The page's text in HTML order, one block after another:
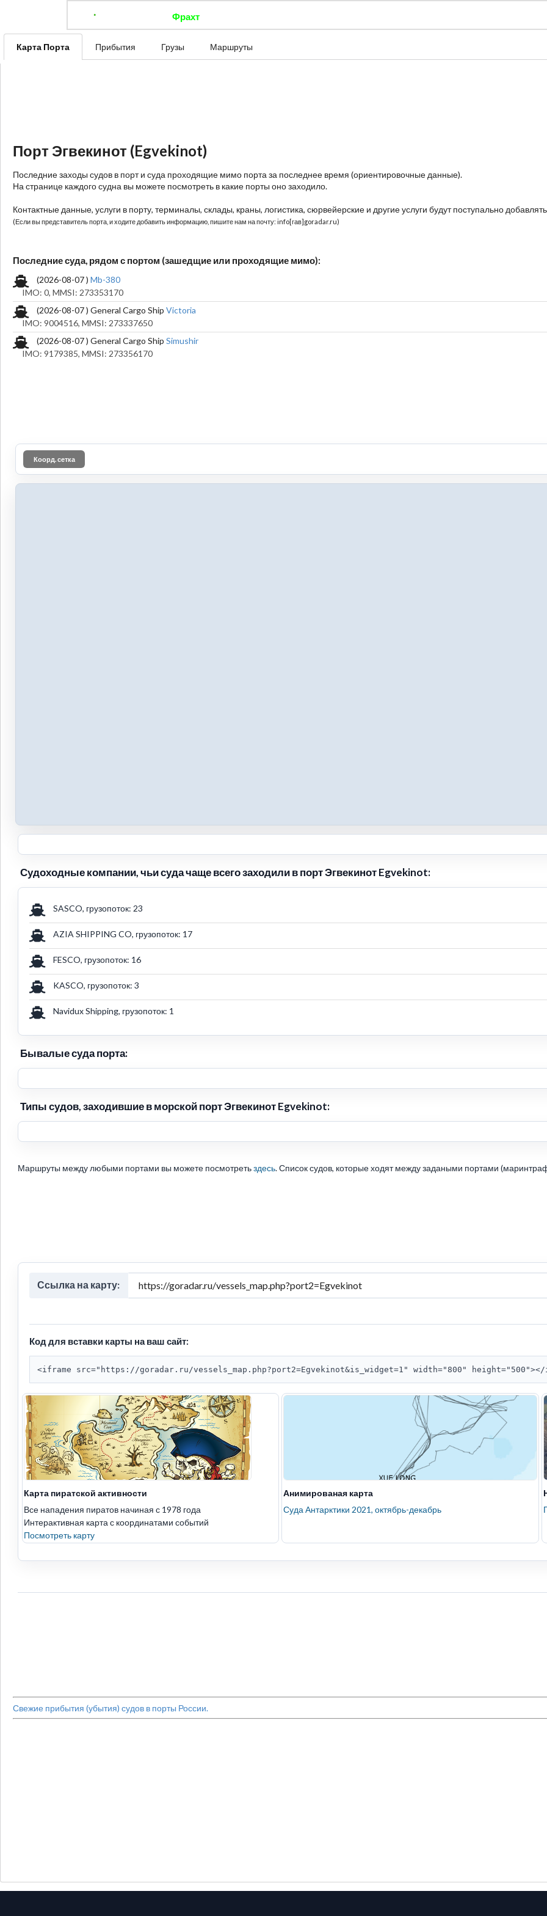
Фрахт
Карта Порта Прибытия Грузы Маршруты
Порт Эгвекинот (Egvekinot)
Последние заходы судов в порт и суда проходящие мимо порта за последнее время (ориентировочные данные).
На странице каждого судна вы можете посмотреть в какие порты оно заходило.
Контактные данные, услуги в порту, терминалы, склады, краны, логистика, сюрвейерские и другие услуги будут поступально
(Если вы представитель порта, и ходите добавить информацию, пишите нам на почту: info[гав]goradar.ru)
Последние суда, рядом с портом (зашедщие или проходящие мимо):
(2026-08-07 ) Mb-380
IMO: 0, MMSI: 273353170
(2026-08-07 ) General Cargo Ship Victoria
IMO: 9004516, MMSI: 273337650
(2026-08-07 ) General Cargo Ship Simushir
IMO: 9179385, MMSI: 273356170
Коорд. сетка
Судоходные компании, чьи суда чаще всего заходили в порт Эгвекинот Egvekinot:
SASCO, грузопоток: 23
AZIA SHIPPING CO, грузопоток: 17
FESCO, грузопоток: 16
KASCO, грузопоток: 3
Navidux Shipping, грузопоток: 1
Бывалые суда порта:
Типы судов, заходившие в морской порт Эгвекинот Egvekinot:
Маршруты между любыми портами вы можете посмотретьздесь. Список судов, которые ходят между задаными портами
Ссылка на карту:
Код для вставки карты на ваш сайт:
<iframe src="https://goradar.ru/vessels_map.php?port2=Egvekinot&is_widget=1" width="800" height="500"></
Карта пиратской активности
Все нападения пиратов начиная с 1978 года
Интерактивная карта с координатами событий
Посмотреть карту
Анимированая карта
Суда Антарктики 2021, октябрь-декабрь
Свежие прибытия (убытия) судов в порты России.